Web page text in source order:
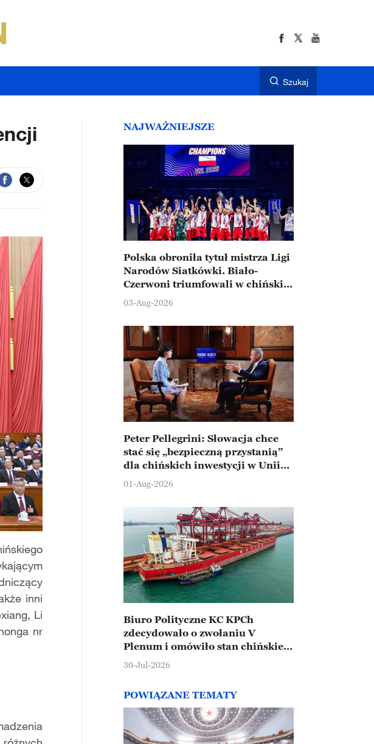
Szukaj
inni
Li
nr
NAJWAŻNIEJSZE
Polska obroniła tytuł mistrza Ligi
Narodów Siatkówki. Biało-
Czerwoni triumfowali w chińskim
Ningbo
03-Aug-2026
Peter Pellegrini: Słowacja chce
stać się „bezpieczną przystanią”
dla chińskich inwestycji w Unii
Europejskiej
01-Aug-2026
Biuro Polityczne KC KPCh
zdecydowało o zwołaniu V
Plenum i omówiło stan chińskiej
gospodarki
30-Jul-2026
POWIĄZANE TEMATY